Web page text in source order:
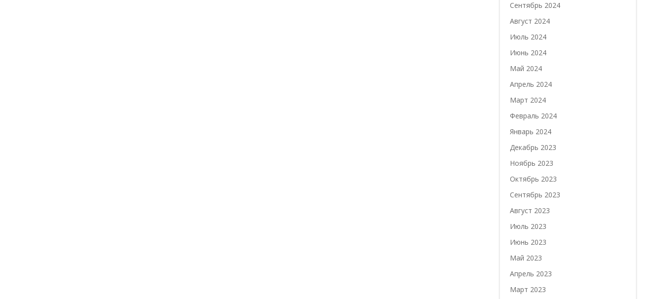
Сентябрь 2024
Август 2024
Июль 2024
Июнь 2024
Май 2024
Апрель 2024
Март 2024
Февраль 2024
Январь 2024
Декабрь 2023
Ноябрь 2023
Октябрь 2023
Сентябрь 2023
Август 2023
Июль 2023
Июнь 2023
Май 2023
Апрель 2023
Март 2023